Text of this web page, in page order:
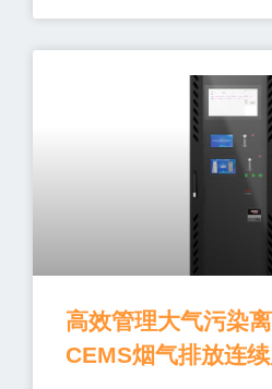
高效管理大气污染
CEMS烟气排放连